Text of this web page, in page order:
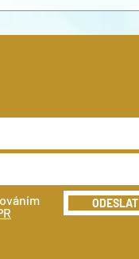
KEMPY 2026
ODESLAT